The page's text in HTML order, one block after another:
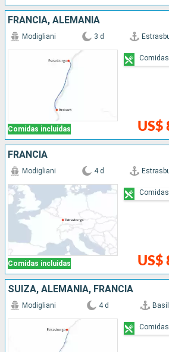
FRANCIA, ALEMANIA
Comidas incluidas
Modigliani 3 d
US$
FRANCIA
Comidas incluidas
Modigliani 4 d
US$
SUIZA, ALEMANIA, FRANCIA
Modigliani 4 d